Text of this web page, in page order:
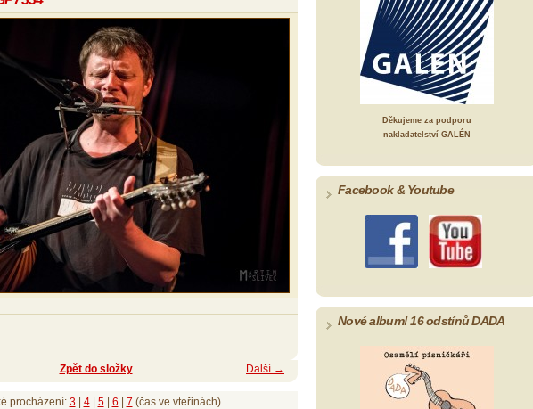
Další →
Zpět do složky
procházení: 3| 4| 5| 6 7 (čas ve vteřinách)
Děkujeme za podporu
nakladatelství GALÉN
Facebook & Youtube
Nové album! 16 odstínů DADA